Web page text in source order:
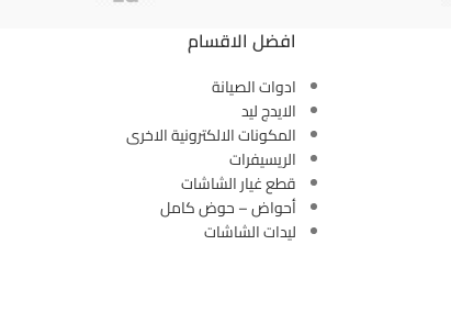
افضل الاقسام
ادوات الصيانة
الايدج ليد
المكونات الالكترونية الاخرى
الريسيفرات
قطع غيار الشاشات
أحواض – حوض كامل
ليدات الشاشات